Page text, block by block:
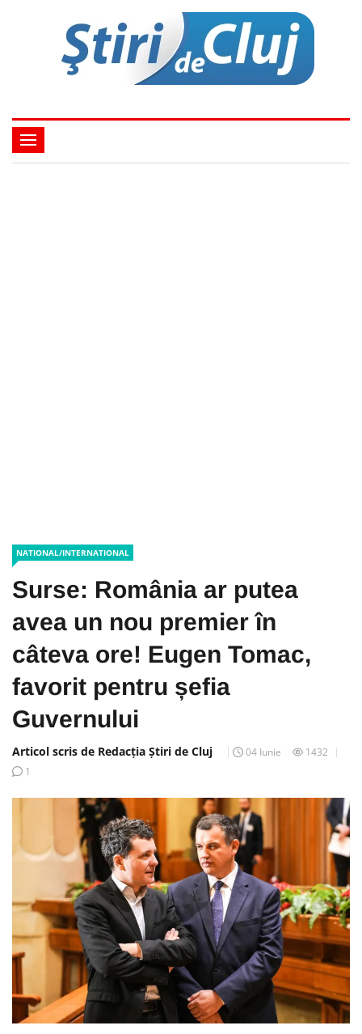
NATIONAL/INTERNATIONAL
Surse: România ar putea
avea un nou premier în
câteva ore! Eugen Tomac,
favorit pentru șefia
Guvernului
Articol scris de Redacția Știri de Cluj 04 Iunie
1432
1